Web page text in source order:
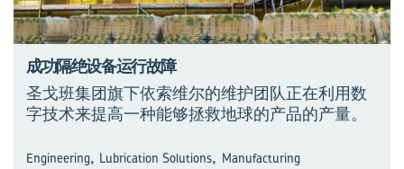
成功隔绝设备运行故障
圣戈班集团旗下依索维尔的维护团队正在利用数
字技术来提高一种能够拯救地球的产品的产量。
Engineering, Lubrication Solutions, Manufacturing